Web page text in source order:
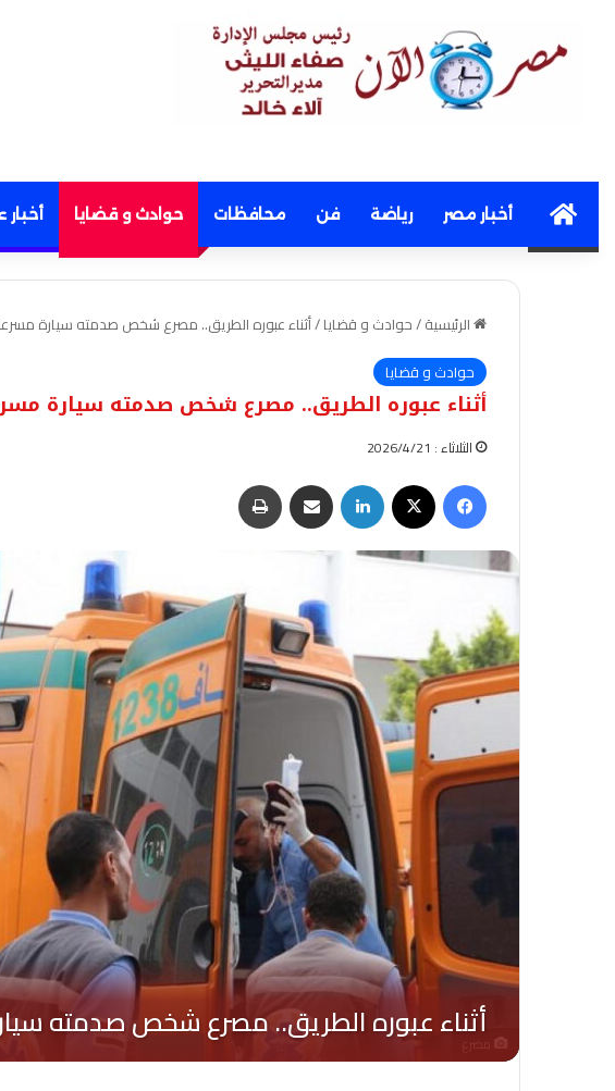
Homeأخبار مصر رياضة فن محافظات حوادث و قضايا أخبار
الرئيسية/حوادث و قضايا/أثناء عبوره الطريق.. مصرع شخص صدمته سيارة مسرعة
حوادث و قضايا
أثناء عبوره الطريق.. مصرع شخص صدمته سيارة
الثلاثاء : 2026/4/21
فيسبوك لينكدإن مشاركة عبر البريد
مصرع